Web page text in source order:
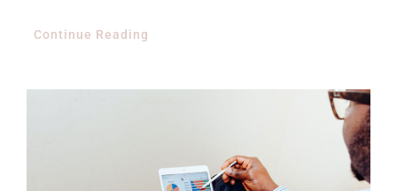
Continue Reading